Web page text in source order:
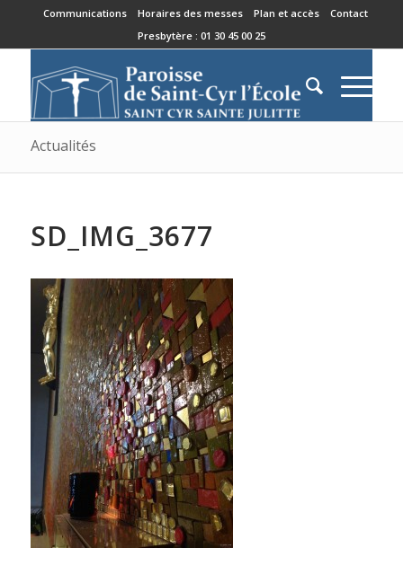
Communications Horaires des messes Plan et accès
Contact
Presbytère : 01 30 45 00 25
Actualités
SD_IMG_3677